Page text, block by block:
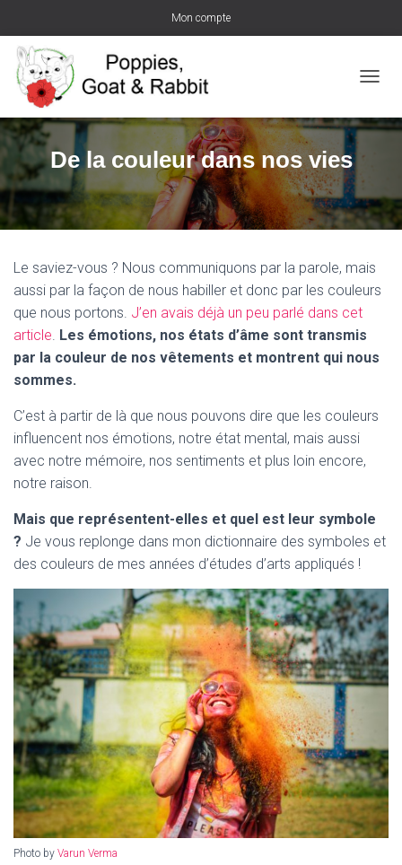
Mon compte
P
L
A
I
I
De la couleur dans nos vies
Le saviez-vous ? Nous communiquons par la parole, mais
aussi par la façon de nous habiller et donc par les couleurs
que nous portons. J’en avais déjà un peu parlé dans cet
article. Les émotions, nos états d’âme sont transmis
par la couleur de nos vêtements et montrent qui nous
sommes.
C’est à partir de là que nous pouvons dire que les couleurs
influencent nos émotions, notre état mental, mais aussi
avec notre mémoire, nos sentiments et plus loin encore,
notre raison.
Mais que représentent-elles et quel est leur symbole
? Je vous replonge dans mon dictionnaire des symboles et
des couleurs de mes années d’études d’arts appliqués !
Photo by Varun Verma